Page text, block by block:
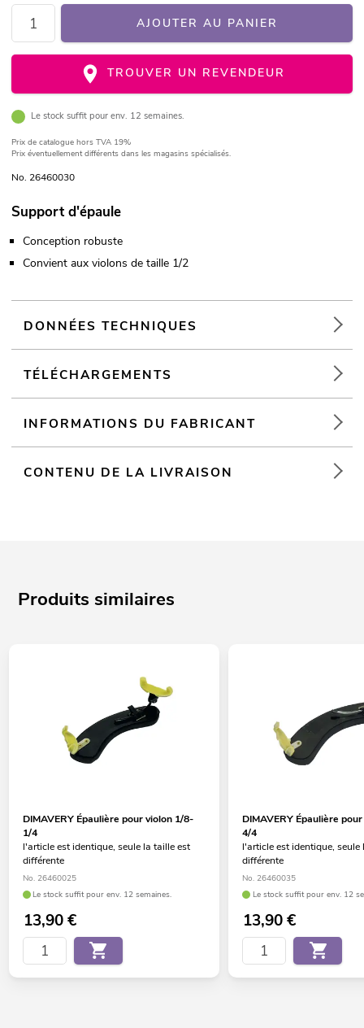
AJOUTER AU PANIER
TROUVER UN REVENDEUR
Le stock suffit pour env. 12 semaines.
Prix de catalogue hors TVA 19%
Prix éventuellement différents dans les magasins spécialisés.
No. 26460030
Support d'épaule
Conception robuste
Convient aux violons de taille 1/2
DONNÉES TECHNIQUES
TÉLÉCHARGEMENTS
INFORMATIONS DU FABRICANT
CONTENU DE LA LIVRAISON
Produits similaires
DIMAVERY Épaulière pour violon 1/8-
1/4
l'article est identique, seule la taille est
différente
No. 26460025
Le stock suffit pour env. 12 semaines.
13,90€
DIMAVERY Épaulière
4/4
l'article est identique, seule
différente
No. 26460035
Le stock suffit pour env. 12
13,90€